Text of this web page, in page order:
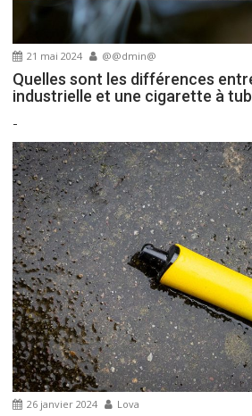
21 mai 2024 @@dmin@
Quelles sont les différences
industrielle et une cigarette à
-
26 janvier 2024 Lova